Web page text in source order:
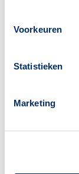
Voorkeuren
Statistieken
Marketing
Deze wijk